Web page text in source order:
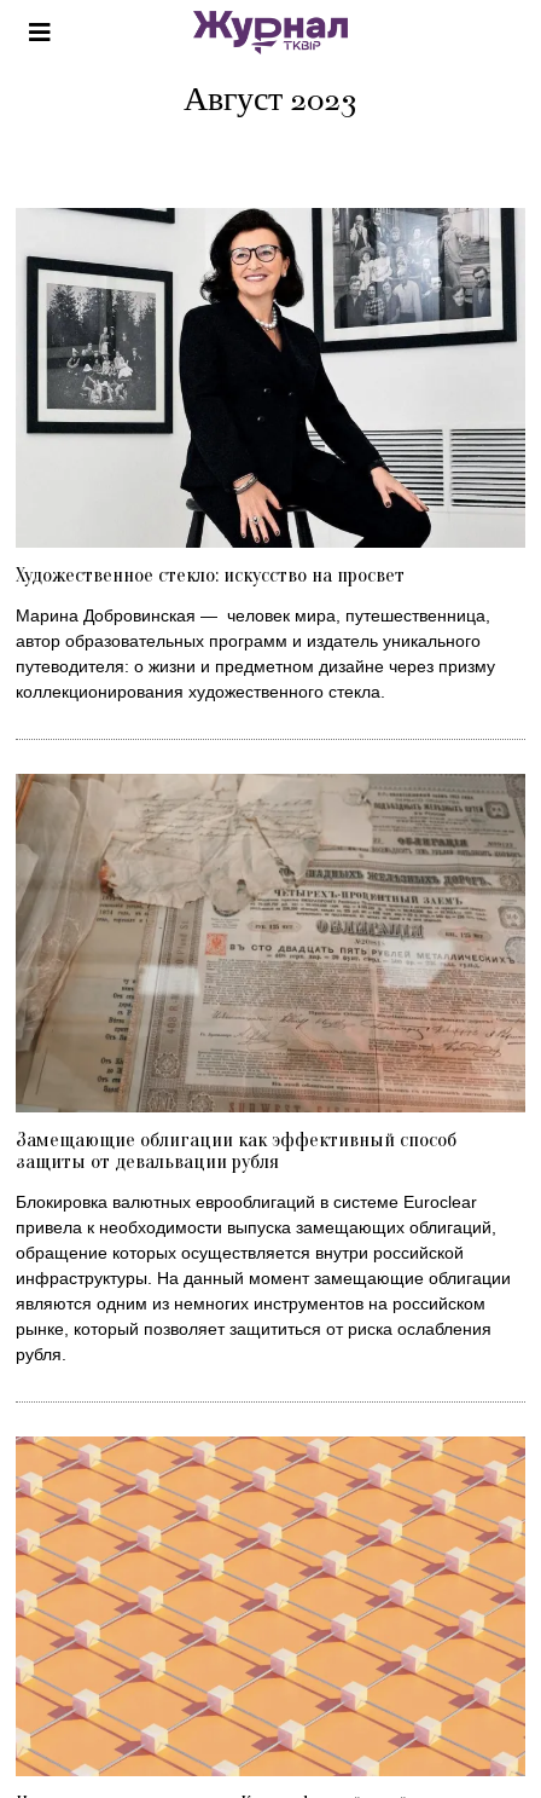
Август 2023
Художественное стекло: искусство на просвет
Марина Добровинская — человек мира, путешественница,
автор образовательных программ и издатель уникального
путеводителя: о жизни и предметном дизайне через призму
коллекционирования художественного стекла.
Замещающие облигации как эффективный способ
защиты от девальвации рубля
Блокировка валютных еврооблигаций в системе Euroclear
привела к необходимости выпуска замещающих облигаций,
обращение которых осуществляется внутри российской
инфраструктуры. На данный момент замещающие облигации
являются одним из немногих инструментов на российском
рынке, который позволяет защититься от риска ослабления
рубля.